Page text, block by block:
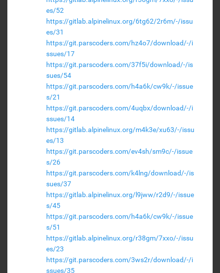
es/52
https://gitlab.alpinelinux.org/6tg62/2r6m/-/issu
es/31
https://git.parscoders.com/hz4o7/download/-/i
ssues/17
https://git.parscoders.com/37f5i/download/-/is
sues/54
https://git.parscoders.com/h4a6k/cw9k/-/issue
s/21
https://git.parscoders.com/4uqbx/download/-/i
ssues/14
https://gitlab.alpinelinux.org/m4k3e/xu63/-/issu
es/13
https://git.parscoders.com/ev4sh/sm9c/-/issue
s/26
https://git.parscoders.com/k4lng/download/-/is
sues/37
https://gitlab.alpinelinux.org/l9jww/r2d9/-/issue
s/45
https://git.parscoders.com/h4a6k/cw9k/-/issue
s/51
https://gitlab.alpinelinux.org/r38gm/7xxo/-/issu
es/23
https://git.parscoders.com/3ws2r/download/-/i
ssues/35